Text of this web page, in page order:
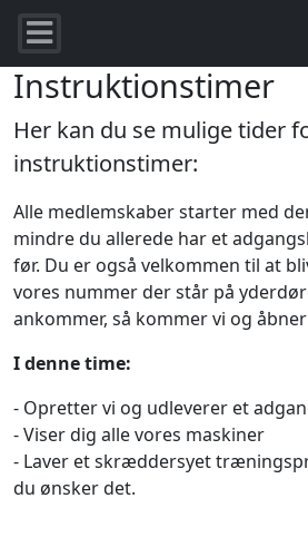
Instruktionstimer
Her kan du se mulige tider
instruktionstimer:
Alle medlemskaber starter med
mindre du allerede har et
før. Du er også velkommen til at
vores nummer der står på
ankommer, så kommer vi og
I denne time:
- Opretter vi og udleverer et
- Viser dig alle vores maskiner
- Laver et skræddersyet
du ønsker det.